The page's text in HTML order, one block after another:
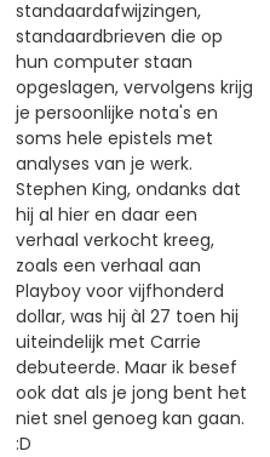
standaardafwijzingen,
standaardbrieven die op
hun computer staan
opgeslagen, vervolgens krijg
je persoonlijke nota's en
soms hele epistels met
analyses van je werk.
Stephen King, ondanks dat
hij al hier en daar een
verhaal verkocht kreeg,
zoals een verhaal aan
Playboy voor vijfhonderd
dollar, was hij àl 27 toen hij
uiteindelijk met Carrie
debuteerde. Maar ik besef
ook dat als je jong bent het
niet snel genoeg kan gaan.
:D